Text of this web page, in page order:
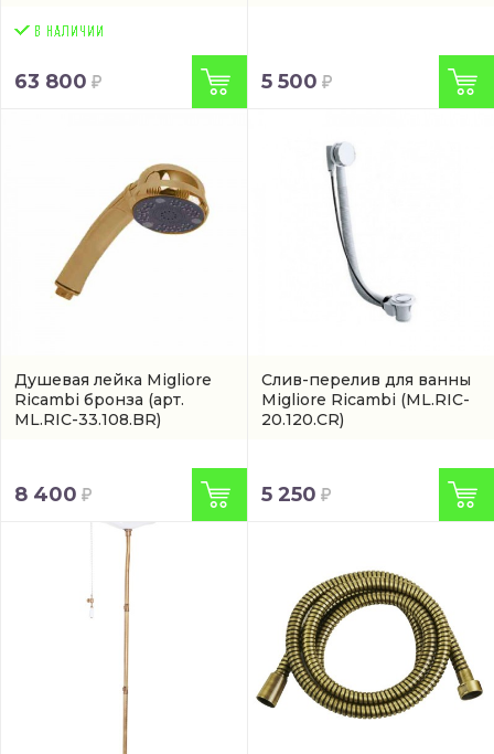
63 800 5 500
Душевая лейка Migliore
Ricambi бронза (арт.
ML.RIC-33.108.BR)
8 400
Слив-перелив для ванны
Migliore Ricambi (ML.RIC-
20.120.CR)
5 250